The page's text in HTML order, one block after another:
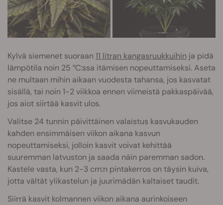
Kylvä siemenet suoraan 11 litran kangasruukkuihin ja pidä
lämpötila noin 25 °C:ssa itämisen nopeuttamiseksi. Aseta
ne multaan mihin aikaan vuodesta tahansa, jos kasvatat
sisällä, tai noin 1-2 viikkoa ennen viimeistä pakkaspäivää,
jos aiot siirtää kasvit ulos.
Valitse 24 tunnin päivittäinen valaistus kasvukauden
kahden ensimmäisen viikon aikana kasvun
nopeuttamiseksi, jolloin kasvit voivat kehittää
suuremman latvuston ja saada näin paremman sadon.
Kastele vasta, kun 2-3 cm:n pintakerros on täysin kuiva,
jotta vältät ylikastelun ja juurimädän kaltaiset taudit.
Siirrä kasvit kolmannen viikon aikana aurinkoiseen